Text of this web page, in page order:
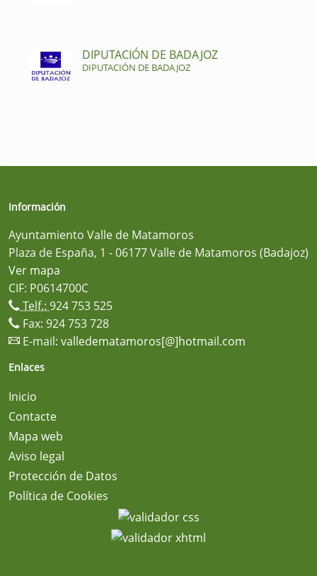
DIPUTACIÓN DE BADAJOZ
DIPUTACIÓN DE BADAJOZ
Información
Ayuntamiento Valle de Matamoros
Plaza de España, 1 - 06177 Valle de Matamoros (Badajoz)
Ver mapa
CIF: P0614700C
Telf.: 924 753 525
Fax: 924 753 728
E-mail: valledematamoros[@]hotmail.com
Enlaces
Inicio
Contacte
Mapa web
Aviso legal
Protección de Datos
Política de Cookies